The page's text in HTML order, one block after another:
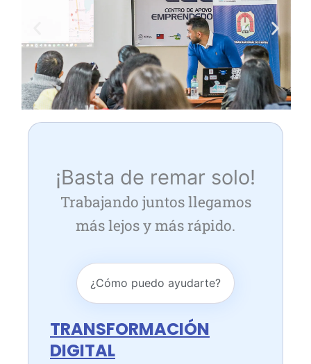
¡Basta de remar solo!
Trabajando juntos llegamos
más lejos y más rápido.
¿Cómo puedo ayudarte?​
TRANSFORMACIÓN
DIGITAL